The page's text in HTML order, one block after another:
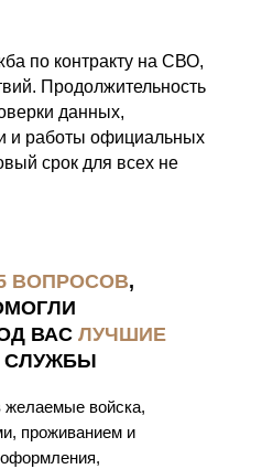
по контракту на СВО,
Продолжительность
данных,
и работы официальных
срок для всех не
ВОПРОСОВ,
ВАС ЛУЧШИЕ
СЛУЖБЫ
войска,
проживанием и